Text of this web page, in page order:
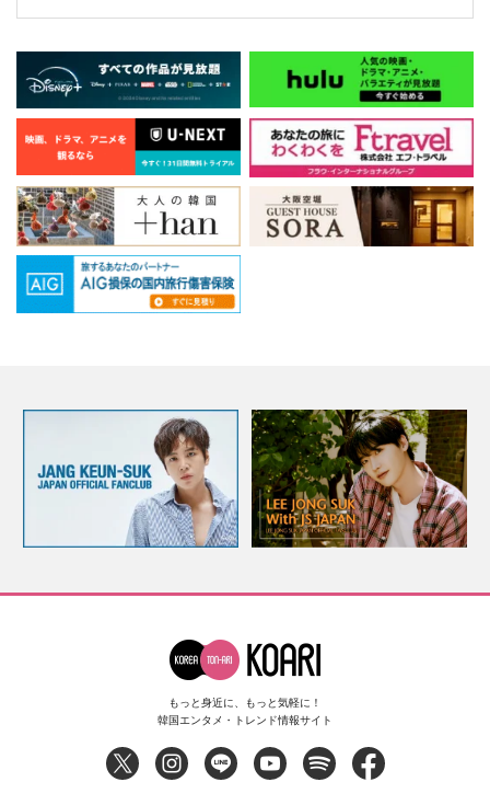
もっと身近に、もっと気軽に！
韓国エンタメ・トレンド情報サイト